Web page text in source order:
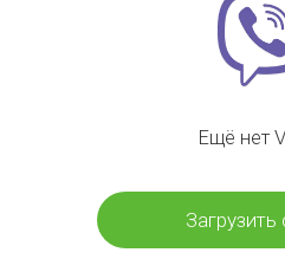
Ещё нет
Загрузить